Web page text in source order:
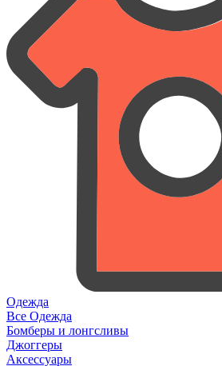
Одежда
Все Одежда
Бомберы и лонгсливы
Джоггеры
Аксессуары